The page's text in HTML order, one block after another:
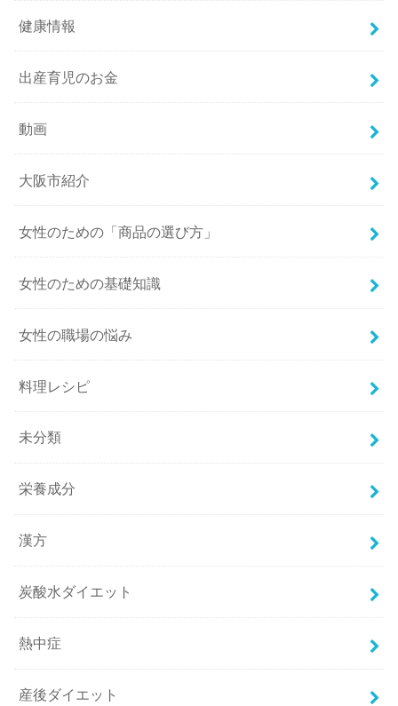
健康情報
出産育児のお金
動画
大阪市紹介
女性のための「商品の選び方」
女性のための基礎知識
女性の職場の悩み
料理レシピ
未分類
栄養成分
漢方
炭酸水ダイエット
熱中症
産後ダイエット